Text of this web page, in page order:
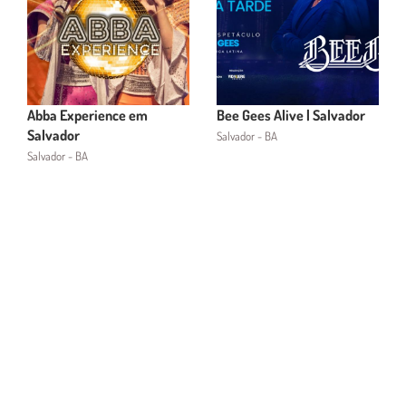
Abba Experience em
Salvador
Salvador - BA
Bee Gees Alive | Salvador
Salvador - BA